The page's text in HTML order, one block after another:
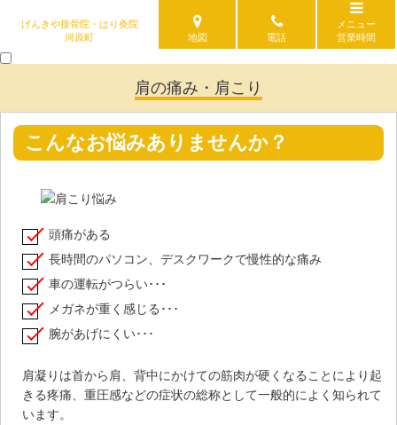
げんきや接骨院・はり灸院
河原町
地図 電話
メニュー
営業時間
肩の痛み・肩こり
こんなお悩みありませんか？
頭痛がある
長時間のパソコン、デスクワークで慢性的な痛み
車の運転がつらい･･･
メガネが重く感じる･･･
腕があげにくい･･･
肩凝りは首から肩、背中にかけての筋肉が硬くなることにより起
きる疼痛、重圧感などの症状の総称として一般的によく知られて
います。